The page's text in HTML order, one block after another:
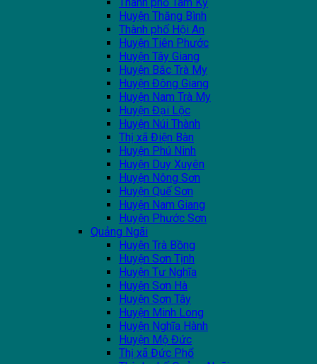
Huyện Thăng Bình
Thành phố Hội An
Huyện Tiên Phước
Huyện Tây Giang
Huyện Bắc Trà My
Huyện Đông Giang
Huyện Nam Trà My
Huyện Đại Lộc
Huyện Núi Thành
Thị xã Điện Bàn
Huyện Phú Ninh
Huyện Duy Xuyên
Huyện Nông Sơn
Huyện Quế Sơn
Huyện Nam Giang
Huyện Phước Sơn
Quảng Ngãi
Huyện Trà Bồng
Huyện Sơn Tịnh
Huyện Tư Nghĩa
Huyện Sơn Hà
Huyện Sơn Tây
Huyện Minh Long
Huyện Nghĩa Hành
Huyện Mộ Đức
Thị xã Đức Phổ